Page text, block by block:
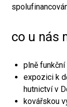
co u nás
plně
expozici k
hutnictví v
kovářskou